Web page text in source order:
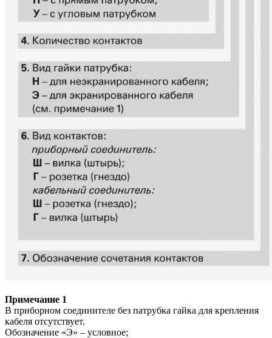
Примечание 1
В приборном соединителе без патрубка гайка для крепления
кабеля отсутствует.
Обозначение «Э» – условное;